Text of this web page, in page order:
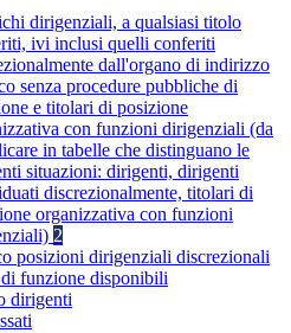
dirigenziali, a qualsiasi titolo
ivi inclusi quelli conferiti
dall'organo di indirizzo
senza procedure pubbliche di
e titolari di posizione
con funzioni dirigenziali (da
in tabelle che distinguano le
situazioni: dirigenti, dirigenti
discrezionalmente, titolari di
organizzativa con funzioni
2
posizioni dirigenziali discrezionali
funzione disponibili
dirigenti